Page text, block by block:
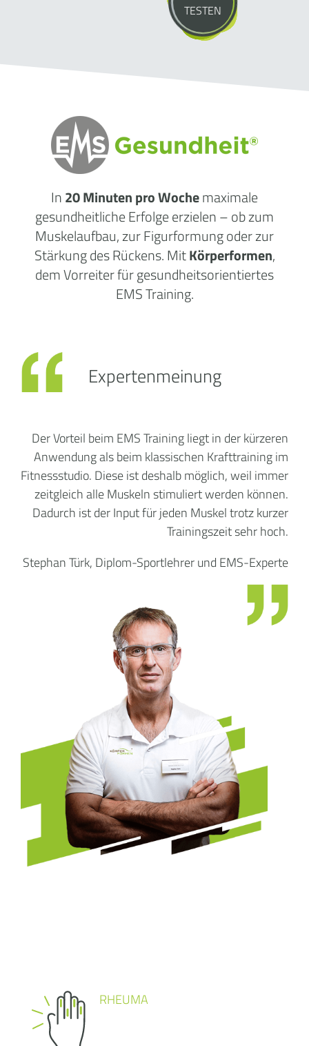
TESTEN
In20 Minuten pro Wochemaximale
gesundheitlicheErfolgeerzielen – ob zum
Muskelaufbau, zur Figurformung oder zur
Stärkung des Rückens. MitKörperformen,
dem Vorreiter für gesundheitsorientiertes
EMS Training.
Der Vorteil beim EMS Training liegt in der kürzeren
Anwendung als beim klassischen Krafttraining im
Fitnessstudio. Diese ist deshalb möglich, weil immer
zeitgleich alle Muskeln stimuliert werden können.
Dadurch ist der Input für jeden Muskel trotz kurzer
Trainingszeit sehr hoch.
Stephan Türk, Diplom-Sportlehrer und EMS-Experte
Expertenmeinung
RHEUMA